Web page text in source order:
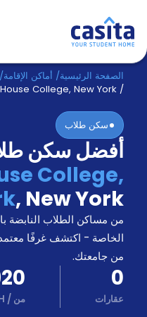
الرئيسية عربي
دخول
حجز
السكن
من
نحن؟
المدونة
أخبر
أصدقائك
و
اكسب
كن
شريكا
الدعم
الصفحة الرئيسية/ أماكن الإقامة/
/
College, New York
سكن طلاب
أفضل سكن
College,
, New York
من مساكن الطلاب النابضة
الخاصة - اكتشف غرفًا
من جامعتك.
0
عقارات من /